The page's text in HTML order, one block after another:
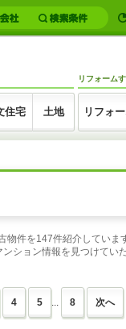
住宅 土地
リフォーム
リフォ
件を147件紹介してい
ション情報を見つけてい
4 5 ... 8 次へ